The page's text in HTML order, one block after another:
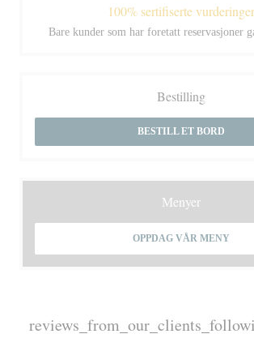
100% sertifiserte vurderinger
Bare kunder som har foretatt reservasjoner
Bestilling
BESTILL ET BORD
Menyer
OPPDAG VÅR MENY